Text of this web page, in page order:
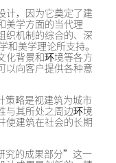
计，因为它奠定了建
美学方面的当代理
织机制的综合的、深
和美学理论所支持。
化背景和环境等各方
以向客户提供各种意
策略是视建筑为城市
与其所处之周边环境
使建筑在社会的长期
究的成果部分”这一